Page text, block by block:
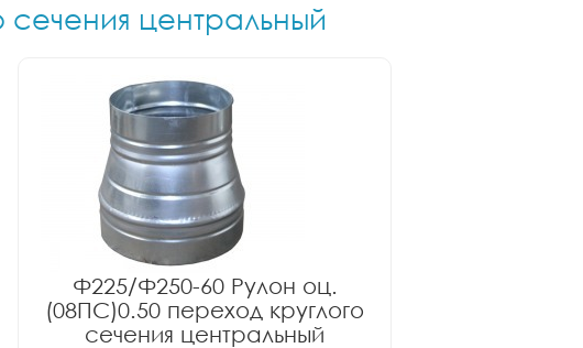
центральный
Ф225/Ф250-60 Рулон оц.
(08ПС)0.50 переход круглого
сечения центральный